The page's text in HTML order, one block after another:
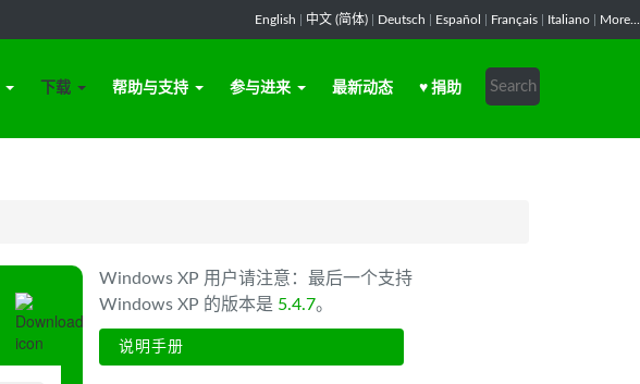
English 中文 (简体) Deutsch Español Français Italiano More...
下载 帮助与支持 参与进来 最新动态 ♥ 捐助
Windows XP 用户请注意：最后一个支持
Windows XP 的版本是 5.4.7。
说明手册